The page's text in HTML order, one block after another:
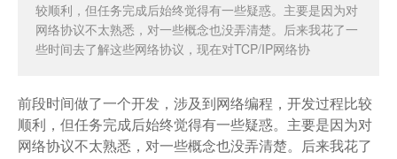
较顺利，但任务完成后始终觉得有一些疑惑。主要是因为对
网络协议不太熟悉，对一些概念也没弄清楚。后来我花了一
些时间去了解这些网络协议，现在对TCP/IP网络协
前段时间做了一个开发，涉及到网络编程，开发过程比较
顺利，但任务完成后始终觉得有一些疑惑。主要是因为对
网络协议不太熟悉，对一些概念也没弄清楚。后来我花了